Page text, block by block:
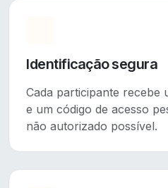
Identificação segura
Cada participante recebe
e um código de acesso
não autorizado possível.